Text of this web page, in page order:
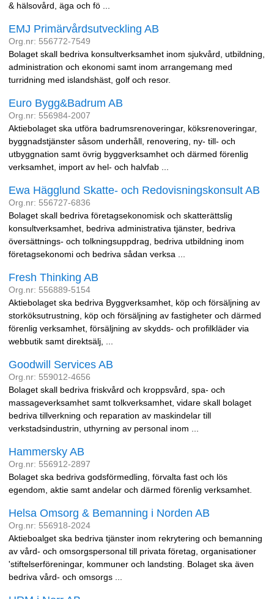
& hälsovård, äga och fö ...
EMJ Primärvårdsutveckling AB
Org.nr: 556772-7549
Bolaget skall bedriva konsultverksamhet inom sjukvård, utbildning,
administration och ekonomi samt inom arrangemang med
turridning med islandshäst, golf och resor.
Euro Bygg&Badrum AB
Org.nr: 556984-2007
Aktiebolaget ska utföra badrumsrenoveringar, köksrenoveringar,
byggnadstjänster såsom underhåll, renovering, ny- till- och
utbyggnation samt övrig byggverksamhet och därmed förenlig
verksamhet, import av hel- och halvfab ...
Ewa Hägglund Skatte- och Redovisningskonsult AB
Org.nr: 556727-6836
Bolaget skall bedriva företagsekonomisk och skatterättslig
konsultverksamhet, bedriva administrativa tjänster, bedriva
översättnings- och tolkningsuppdrag, bedriva utbildning inom
företagsekonomi och bedriva sådan verksa ...
Fresh Thinking AB
Org.nr: 556889-5154
Aktiebolaget ska bedriva Byggverksamhet, köp och försäljning av
storköksutrustning, köp och försäljning av fastigheter och därmed
förenlig verksamhet, försäljning av skydds- och profilkläder via
webbutik samt direktsälj, ...
Goodwill Services AB
Org.nr: 559012-4656
Bolaget skall bedriva friskvård och kroppsvård, spa- och
massageverksamhet samt tolkverksamhet, vidare skall bolaget
bedriva tillverkning och reparation av maskindelar till
verkstadsindustrin, uthyrning av personal inom ...
Hammersky AB
Org.nr: 556912-2897
Bolaget ska bedriva godsförmedling, förvalta fast och lös
egendom, aktie samt andelar och därmed förenlig verksamhet.
Helsa Omsorg & Bemanning i Norden AB
Org.nr: 556918-2024
Aktieboalget ska bedriva tjänster inom rekrytering och bemanning
av vård- och omsorgspersonal till privata företag, organisationer
'stiftelserföreningar, kommuner och landsting. Bolaget ska även
bedriva vård- och omsorgs ...